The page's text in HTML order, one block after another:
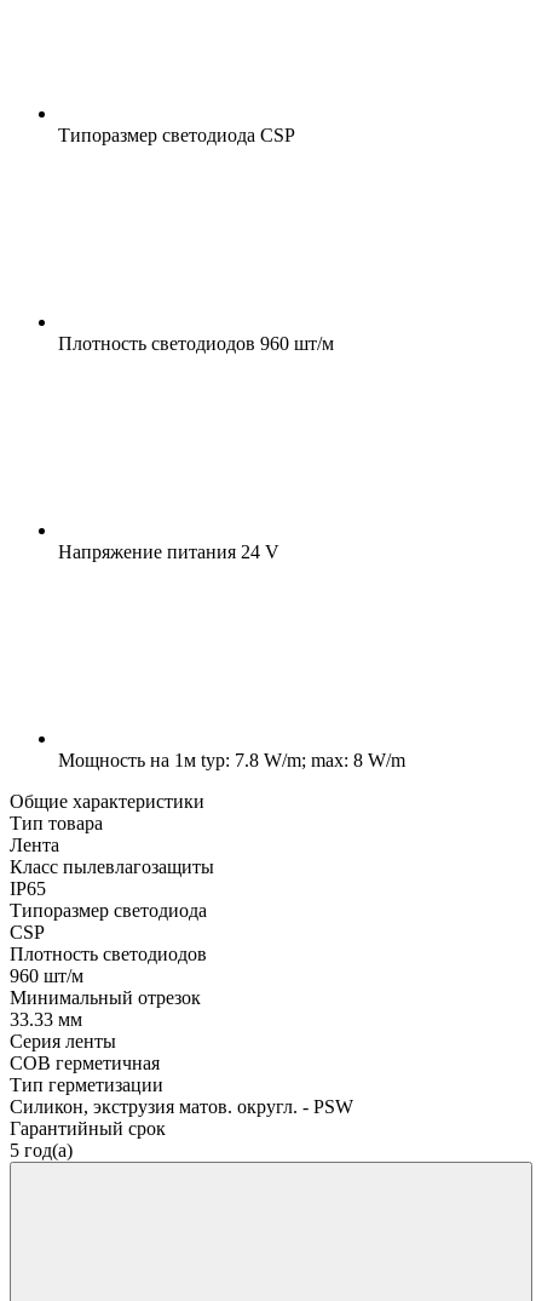
Типоразмер светодиода CSP
Плотность светодиодов 960 шт/м
Напряжение питания 24 V
Мощность на 1м typ: 7.8 W/m; max: 8 W/m
Общие характеристики
Тип товара
Лента
Класс пылевлагозащиты
IP65
Типоразмер светодиода
CSP
Плотность светодиодов
960 шт/м
Минимальный отрезок
33.33 мм
Серия ленты
COB герметичная
Тип герметизации
Силикон, экструзия матов. округл. - PSW
Гарантийный срок
5 год(а)